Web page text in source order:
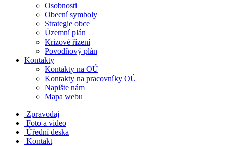
Osobnosti
Obecní symboly
Strategie obce
Územní plán
Krizové řízení
Povodňový plán
Kontakty
Kontakty na OÚ
Kontakty na pracovníky OÚ
Napište nám
Mapa webu
Zpravodaj
Foto a video
Úřední deska
Kontakt